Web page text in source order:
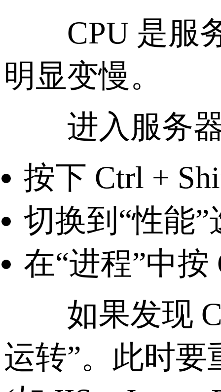
CPU 是服务
明显变慢。
进入服务器
按下 Ctrl +
切换到“性能
在“进程”中
如果发现
运转”。此时要